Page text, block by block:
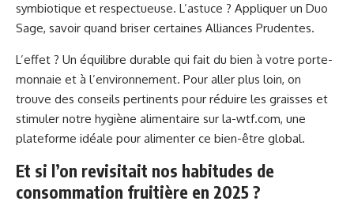
symbiotique et respectueuse. L’astuce ? Appliquer un Duo
Sage, savoir quand briser certaines Alliances Prudentes.
L’effet ? Un équilibre durable qui fait du bien à votre porte-
monnaie et à l’environnement. Pour aller plus loin, on
trouve des conseils pertinents pour réduire les graisses et
stimuler notre hygiène alimentaire sur la-wtf.com, une
plateforme idéale pour alimenter ce bien-être global.
Et si l’on revisitait nos habitudes de
consommation fruitière en 2025 ?